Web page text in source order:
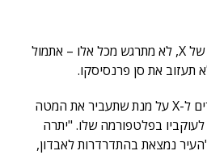
, הבעלים של X, לא מתרגש מכל אלו – אתמול
תעזוב את סן פרנסיסקו.
"רבים הציעו תמריצים עשירים ל-X על מנת שתעביר את המטה
בפלטפורמה שלו. "יתרה
נמצאת בהתדרדרות לאבדון,